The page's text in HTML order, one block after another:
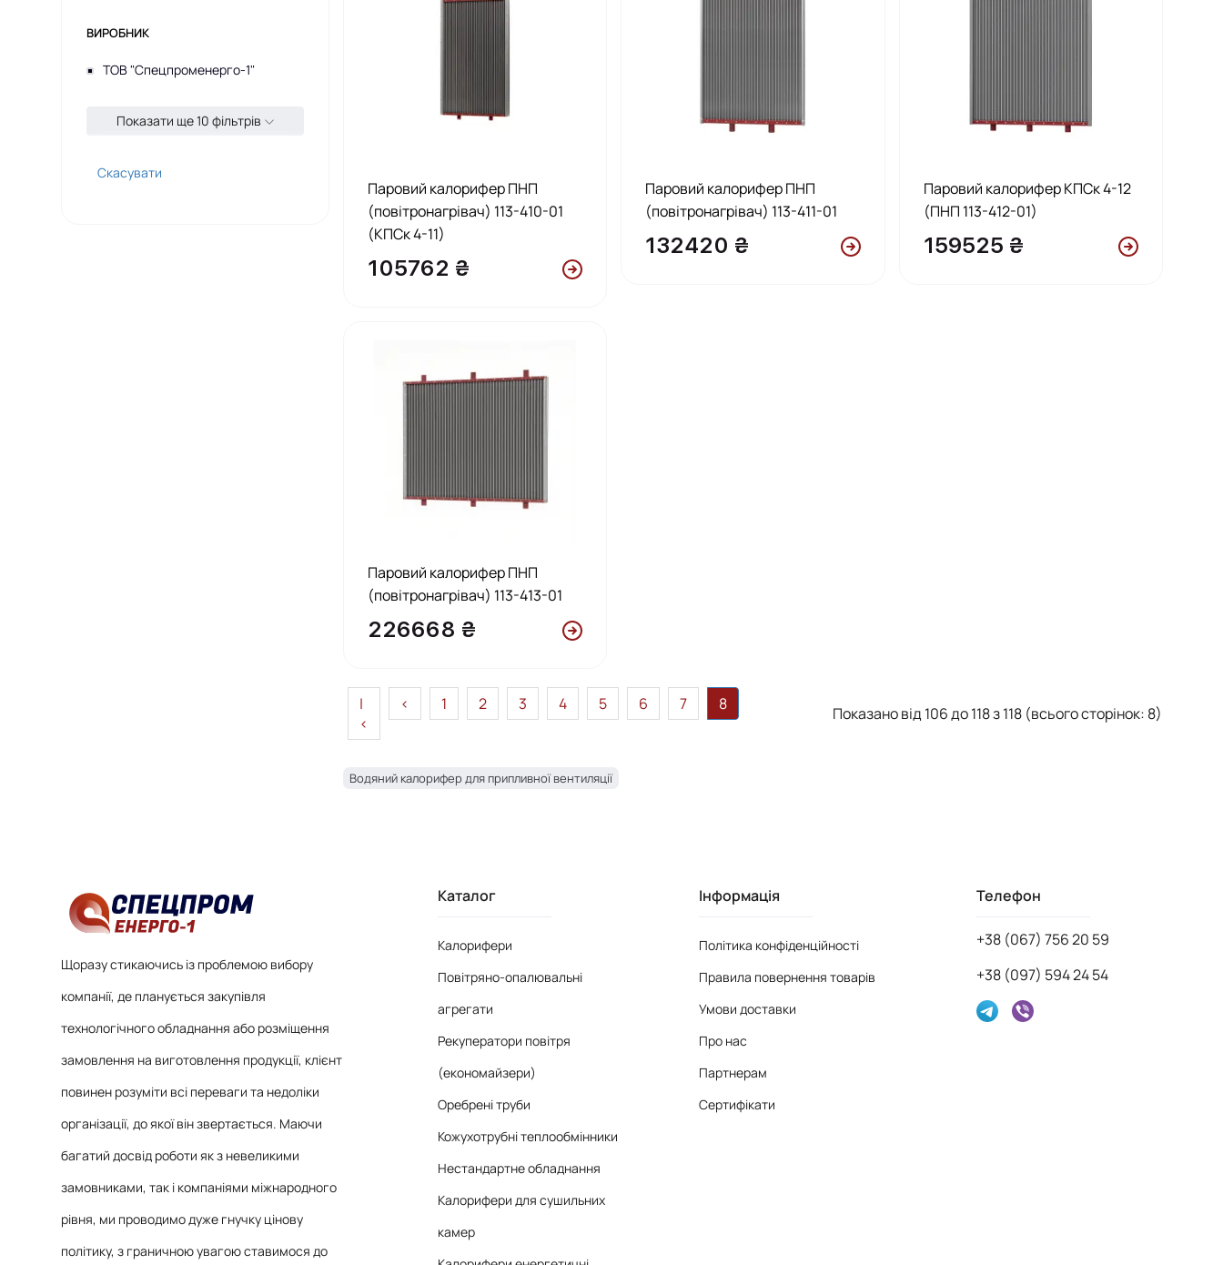
ВИРОБНИК
ТОВ "Спецпроменерго-1"
Показати ще 10 фільтрів
Скасувати
Паровий калорифер ПНП
(повітронагрівач) 113-410-01
(КПСк 4-11)
105762 ₴
Паровий калорифер ПНП
(повітронагрівач) 113-411-01
132420 ₴
Паровий калорифер КПСк 4-12
(ПНП 113-412-01)
159525 ₴
Паровий калорифер ПНП
(повітронагрівач) 113-413-01
226668 ₴
|
<
< 1 2 3 4 5 6 7 8 Показано від 106 до 118 з 118 (всього сторінок: 8)
Водяний калорифер для припливної вентиляції
Щоразу стикаючись із проблемою вибору
компанії, де планується закупівля
технологічного обладнання або розміщення
замовлення на виготовлення продукції, клієнт
повинен розуміти всі переваги та недоліки
організації, до якої він звертається. Маючи
багатий досвід роботи як з невеликими
замовниками, так і компаніями міжнародного
рівня, ми проводимо дуже гнучку цінову
політику, з граничною увагою ставимося до
Каталог
Калорифери
Повітряно-опалювальні
агрегати
Рекуператори повітря
(економайзери)
Оребрені труби
Кожухотрубні теплообмінники
Нестандартне обладнання
Калорифери для сушильних
камер
Інформація
Політика конфіденційності
Правила повернення товарів
Умови доставки
Про нас
Партнерам
Сертифікати
Телефон
+38 (067) 756 20 59
+38 (097) 594 24 54